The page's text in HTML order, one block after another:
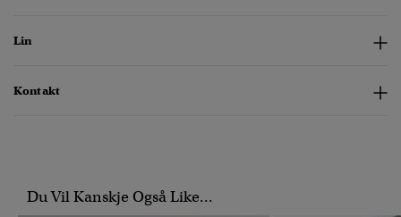
Lin
Kontakt
Du Vil Kanskje Også Like...